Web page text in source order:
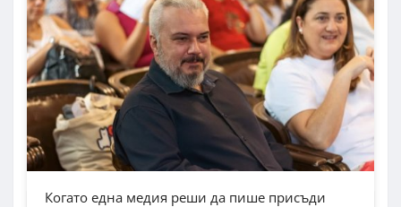
Когато една медия реши да пише присъди